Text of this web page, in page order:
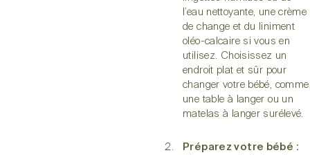
l’eau nettoyante, une crème
de change et du liniment
oléo-calcaire si vous en
utilisez. Choisissez un
endroit plat et sûr pour
changer votre bébé, comme
une table à langer ou un
matelas à langer surélevé.
Préparez votre bébé :